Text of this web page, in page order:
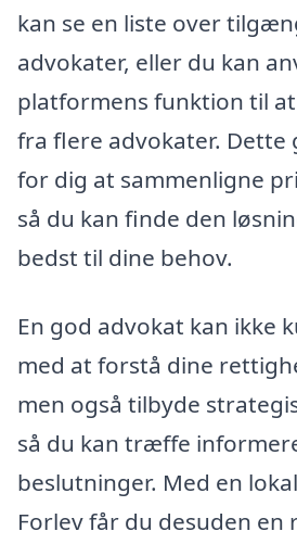
kan se en liste over
advokater, eller du kan
platformens funktion til
fra flere advokater. Dette
for dig at sammenligne
så du kan finde den
bedst til dine behov.
En god advokat kan ikke
med at forstå dine
men også tilbyde
så du kan træffe
beslutninger. Med en
Forlev får du desuden en